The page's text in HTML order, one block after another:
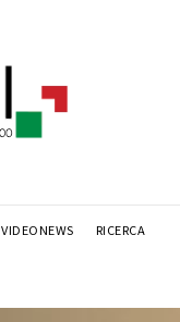
VIDEONEWS RICERCA